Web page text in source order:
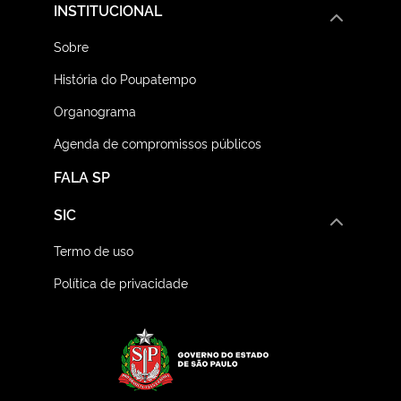
FALA SP
INSTITUCIONAL
Sobre
História do Poupatempo
Organograma
Agenda de compromissos públicos
SIC
Termo de uso
Política de privacidade